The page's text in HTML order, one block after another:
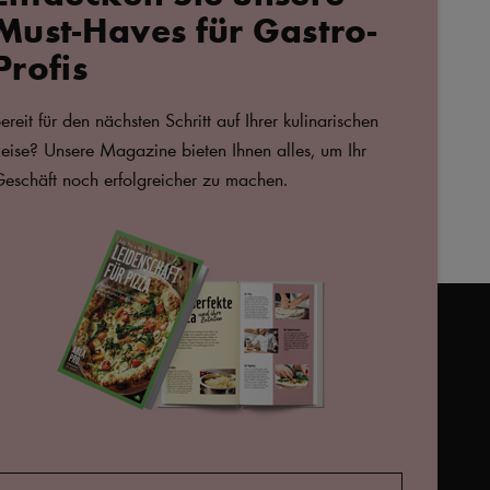
ZU
ARLA BUKO®
Frischkäse, 200g
Popup erneut
Haves für Gastro-
für den nächsten Schritt auf Ihrer kulinarischen
Unsere Magazine bieten Ihnen alles, um Ihr
noch erfolgreicher zu machen.